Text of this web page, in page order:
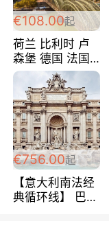
€108.00起
荷兰 比利时 卢
森堡 德国 法国
超爽玩遍西欧 循
环线 全程四星宾
馆 108欧/人/天
€756.00起
【意大利南法经
典循环线】 巴黎